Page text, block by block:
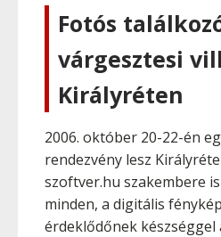
Fotós
várgesztesi
Királyréten
2006. október 20-22-én
rendezvény lesz
szoftver.hu szakembere
minden, a digitális
érdeklődőnek készséggel